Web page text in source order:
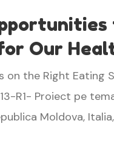
Our
on the Right Eating
R1- Proiect pe
Moldova,